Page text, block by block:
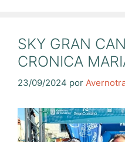
SKY GRAN
CRONICA
23/09/2024 por